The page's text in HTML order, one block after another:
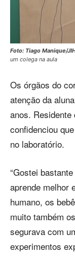
Foto: Tiago Manique/
um colega na aula
Os órgãos do
atenção da
anos.
confidenciou
no laboratório.
“Gostei
aprende melhor
humano, os
muito também
segurava com
experimentos